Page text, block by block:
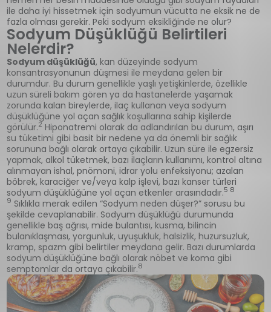
ile daha iyi hissetmek için sodyumun vücutta ne eksik ne de
fazla olması gerekir. Peki sodyum eksikliğinde ne olur?
Sodyum Düşüklüğü Belirtileri
Nelerdir?
Sodyum düşüklüğü, kan düzeyinde sodyum
konsantrasyonunun düşmesi ile meydana gelen bir
durumdur. Bu durum genellikle yaşlı yetişkinlerde, özellikle
uzun süreli bakım gören ya da hastanelerde yaşamak
zorunda kalan bireylerde, ilaç kullanan veya sodyum
düşüklüğüne yol açan sağlık koşullarına sahip kişilerde
görülür.2 Hiponatremi olarak da adlandırılan bu durum, aşırı
su tüketimi gibi basit bir nedene ya da önemli bir sağlık
sorununa bağlı olarak ortaya çıkabilir. Uzun süre ile egzersiz
yapmak, alkol tüketmek, bazı ilaçların kullanımı, kontrol altına
alınmayan ishal, pnömoni, idrar yolu enfeksiyonu; azalan
böbrek, karaciğer ve/veya kalp işlevi, bazı kanser türleri
sodyum düşüklüğüne yol açan etkenler arasındadır.5 8
9 Sıklıkla merak edilen “Sodyum neden düşer?” sorusu bu
şekilde cevaplanabilir. Sodyum düşüklüğü durumunda
genellikle baş ağrısı, mide bulantısı, kusma, bilincin
bulanıklaşması, yorgunluk, uyuşukluk, halsizlik, huzursuzluk,
kramp, spazm gibi belirtiler meydana gelir. Bazı durumlarda
sodyum düşüklüğüne bağlı olarak nöbet ve koma gibi
semptomlar da ortaya çıkabilir.8